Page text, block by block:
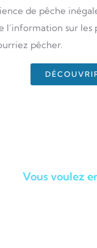
de pêche
l’information sur les
pêcher.
Vous voulez